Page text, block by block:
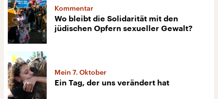
Kommentar
Wo bleibt die Solidarität mit den
jüdischen Opfern sexueller Gewalt?
Mein 7. Oktober
Ein Tag, der uns verändert hat